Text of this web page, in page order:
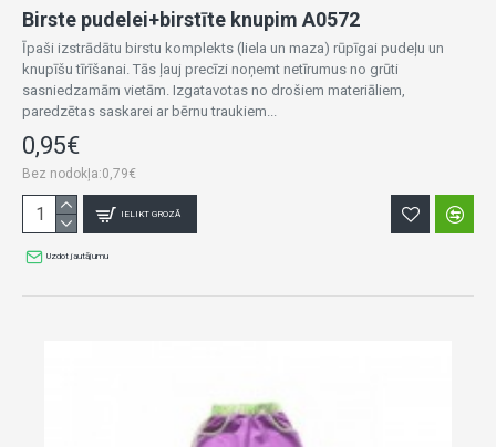
Birste pudelei+birstīte knupim A0572
Īpaši izstrādātu birstu komplekts (liela un maza) rūpīgai pudeļu un
knupīšu tīrīšanai. Tās ļauj precīzi noņemt netīrumus no grūti
sasniedzamām vietām. Izgatavotas no drošiem materiāliem,
paredzētas saskarei ar bērnu traukiem...
0,95€
Bez nodokļa:0,79€
IELIKT GROZĀ
Uzdot jautājumu